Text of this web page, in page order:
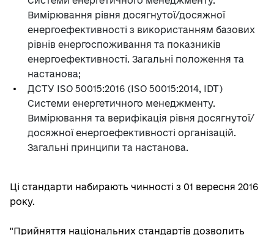
Вимірювання рівня досягнутої/досяжної
енергоефективності з використанням базових
рівнів енергоспоживання та показників
енергоефективності. Загальні положення та
настанова;
ДСТУ ISO 50015:2016 (ISO 50015:2014, IDT)
Системи енергетичного менеджменту.
Вимірювання та верифікація рівня досягнутої/
досяжної енергоефективності організацій.
Загальні принципи та настанова.
Ці стандарти набирають чинності з 01 вересня 2016
року.
"Прийняття національних стандартів дозволить